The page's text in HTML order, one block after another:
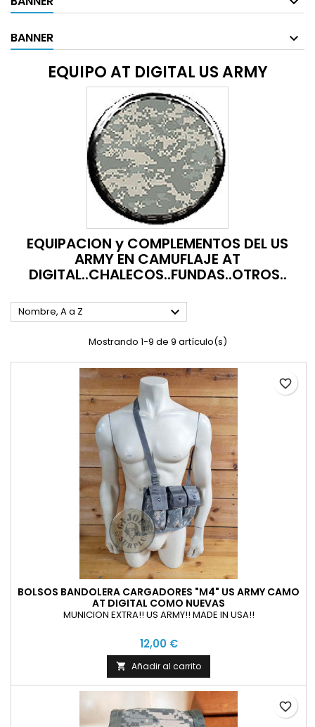
BANNER
EQUIPO AT DIGITAL US ARMY
EQUIPACION y COMPLEMENTOS DEL US
ARMY EN CAMUFLAJE AT
DIGITAL..CHALECOS..FUNDAS..OTROS..
Nombre, A a Z 
Mostrando 1-9 de 9 artículo(s)
BOLSOS BANDOLERA CARGADORES "M4" US ARMY CAMO
AT DIGITAL COMO NUEVAS
MUNICION EXTRA!! US ARMY!! MADE IN USA!!
12,00 €
 Añadir al carrito
favorite_border
favorite_border